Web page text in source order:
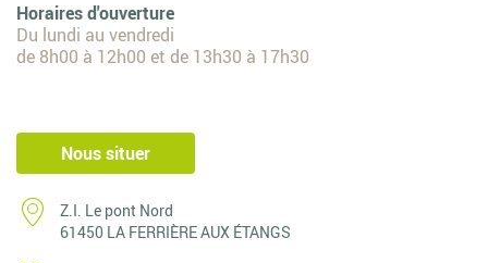
Horaires d'ouverture
Du lundi au vendredi
de 8h00 à 12h00 et de 13h30 à 17h30
Nous situer
Z.I. Le pont Nord
61450 LA FERRIÈRE AUX ÉTANGS